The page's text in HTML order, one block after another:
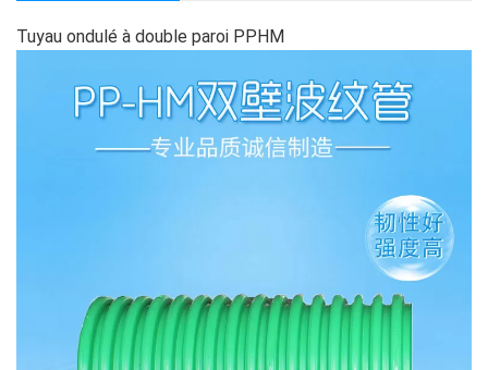
Tuyau ondulé à double paroi PPHM